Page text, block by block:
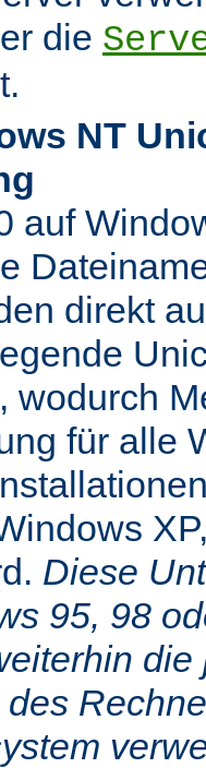
die
NT
auf
direkt
wodurch
für alle
Diese
95, 98